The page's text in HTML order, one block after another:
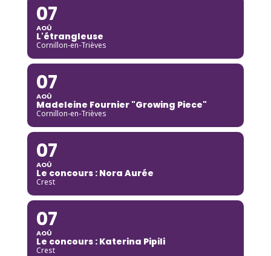
07
AOÛ
L'étrangleuse
Cornillon-en-Trièves
07
AOÛ
Madeleine Fournier "Growing Piece"
Cornillon-en-Trièves
07
AOÛ
Le concours : Nora Aurée
Crest
07
AOÛ
Le concours : Katerina Pipili
Crest